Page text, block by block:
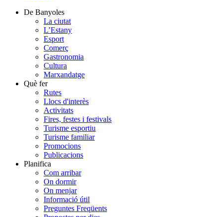
De Banyoles
La ciutat
L’Estany
Esport
Comerç
Gastronomia
Cultura
Marxandatge
Què fer
Rutes
Llocs d'interès
Activitats
Fires, festes i festivals
Turisme esportiu
Turisme familiar
Promocions
Publicacions
Planifica
Com arribar
On dormir
On menjar
Informació útil
Preguntes Freqüents